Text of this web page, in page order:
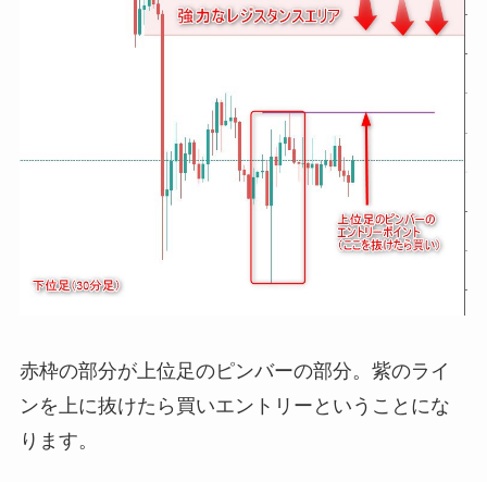
赤枠の部分が上位足のピンバーの部分。紫のライ
ンを上に抜けたら買いエントリーということにな
ります。